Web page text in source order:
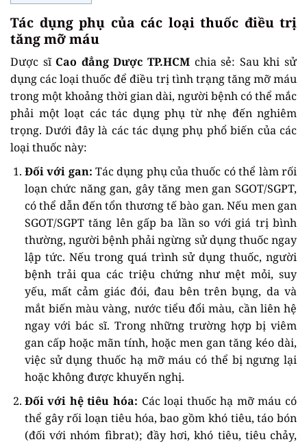
Tác dụng phụ của các loại thuốc điều trị
tăng mỡ máu
Dược sĩ Cao đẳng Dược TP.HCM chia sẻ: Sau khi sử
dụng các loại thuốc để điều trị tình trạng tăng mỡ máu
trong một khoảng thời gian dài, người bệnh có thể mắc
phải một loạt các tác dụng phụ từ nhẹ đến nghiêm
trọng. Dưới đây là các tác dụng phụ phổ biến của các
loại thuốc này:
Đối với gan: Tác dụng phụ của thuốc có thể làm rối
loạn chức năng gan, gây tăng men gan SGOT/SGPT,
có thể dẫn đến tổn thương tế bào gan. Nếu men gan
SGOT/SGPT tăng lên gấp ba lần so với giá trị bình
thường, người bệnh phải ngừng sử dụng thuốc ngay
lập tức. Nếu trong quá trình sử dụng thuốc, người
bệnh trải qua các triệu chứng như mệt mỏi, suy
yếu, mất cảm giác đói, đau bên trên bụng, da và
mắt biến màu vàng, nước tiểu đổi màu, cần liên hệ
ngay với bác sĩ. Trong những trường hợp bị viêm
gan cấp hoặc mãn tính, hoặc men gan tăng kéo dài,
việc sử dụng thuốc hạ mỡ máu có thể bị ngưng lại
hoặc không được khuyến nghị.
Đối với hệ tiêu hóa: Các loại thuốc hạ mỡ máu có
thể gây rối loạn tiêu hóa, bao gồm khó tiêu, táo bón
(đối với nhóm fibrat); đầy hơi, khó tiêu, tiêu chảy,